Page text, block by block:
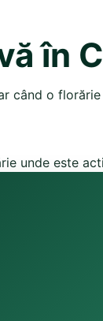
în
când o
unde este